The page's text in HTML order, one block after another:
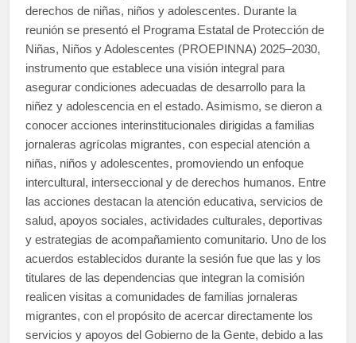
derechos de niñas, niños y adolescentes. Durante la
reunión se presentó el Programa Estatal de Protección de
Niñas, Niños y Adolescentes (PROEPINNA) 2025–2030,
instrumento que establece una visión integral para
asegurar condiciones adecuadas de desarrollo para la
niñez y adolescencia en el estado. Asimismo, se dieron a
conocer acciones interinstitucionales dirigidas a familias
jornaleras agrícolas migrantes, con especial atención a
niñas, niños y adolescentes, promoviendo un enfoque
intercultural, interseccional y de derechos humanos. Entre
las acciones destacan la atención educativa, servicios de
salud, apoyos sociales, actividades culturales, deportivas
y estrategias de acompañamiento comunitario. Uno de los
acuerdos establecidos durante la sesión fue que las y los
titulares de las dependencias que integran la comisión
realicen visitas a comunidades de familias jornaleras
migrantes, con el propósito de acercar directamente los
servicios y apoyos del Gobierno de la Gente, debido a las